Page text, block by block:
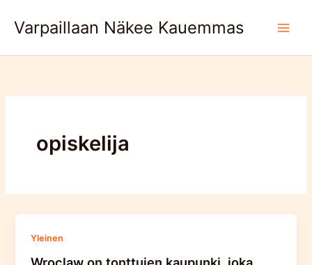
Varpaillaan Näkee Kauemmas
opiskelija
Yleinen